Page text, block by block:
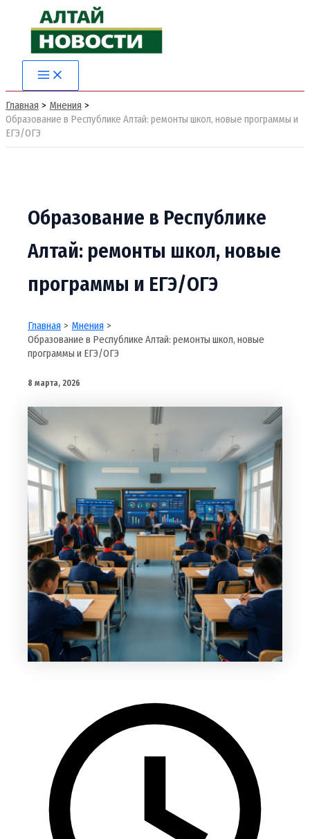
содержимому
Main
Menu
Главная
Мнения
Образование в Республике Алтай: ремонты школ, новые программы и
ЕГЭ/ОГЭ
Образование в Республике
Алтай: ремонты школ, новые
программы и ЕГЭ/ОГЭ
Главная
Мнения
Образование в Республике Алтай: ремонты школ, новые
программы и ЕГЭ/ОГЭ
8 марта, 2026